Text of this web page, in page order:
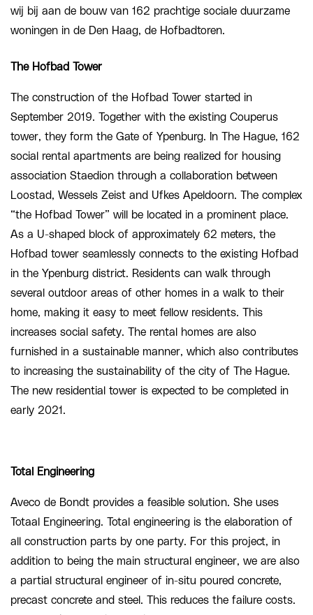
wij bij aan de bouw van 162 prachtige sociale duurzame
woningen in de Den Haag, de Hofbadtoren.
The Hofbad Tower
The construction of the Hofbad Tower started in
September 2019. Together with the existing Couperus
tower, they form the Gate of Ypenburg. In The Hague, 162
social rental apartments are being realized for housing
association Staedion through a collaboration between
Loostad, Wessels Zeist and Ufkes Apeldoorn. The complex
“the Hofbad Tower” will be located in a prominent place.
As a U-shaped block of approximately 62 meters, the
Hofbad tower seamlessly connects to the existing Hofbad
in the Ypenburg district. Residents can walk through
several outdoor areas of other homes in a walk to their
home, making it easy to meet fellow residents. This
increases social safety. The rental homes are also
furnished in a sustainable manner, which also contributes
to increasing the sustainability of the city of The Hague.
The new residential tower is expected to be completed in
early 2021.
Total Engineering
Aveco de Bondt provides a feasible solution. She uses
Totaal Engineering. Total engineering is the elaboration of
all construction parts by one party. For this project, in
addition to being the main structural engineer, we are also
a partial structural engineer of in-situ poured concrete,
precast concrete and steel. This reduces the failure costs.